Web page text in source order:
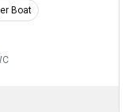
Boat